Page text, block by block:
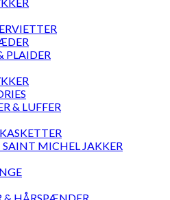
PLAIDER
& LUFFER
MICHEL JAKKER